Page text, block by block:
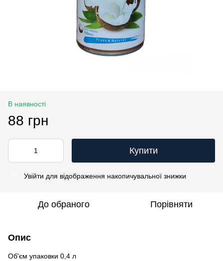
В наявності
88 грн
Купити
Увійти для відображення накопичувальної знижки
До обраного Порівняти
Опис
Об'єм упаковки 0,4 л